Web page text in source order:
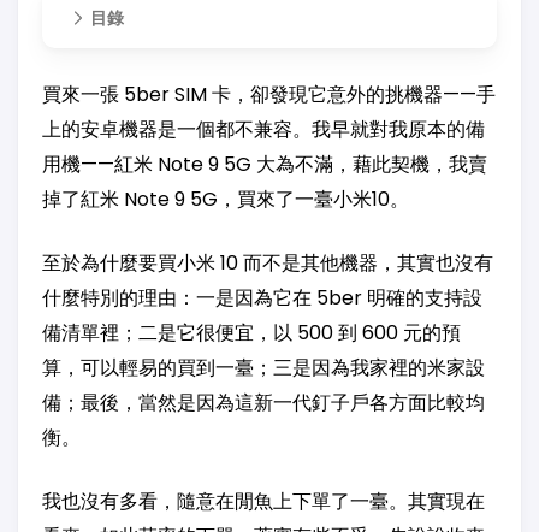
目錄
買來一張 5ber SIM 卡，卻發現它意外的挑機器——手
上的安卓機器是一個都不兼容。我早就對我原本的備
用機——紅米 Note 9 5G 大為不滿，藉此契機，我賣
掉了紅米 Note 9 5G，買來了一臺小米10。
至於為什麼要買小米 10 而不是其他機器，其實也沒有
什麼特別的理由：一是因為它在 5ber 明確的支持設
備清單裡；二是它很便宜，以 500 到 600 元的預
算，可以輕易的買到一臺；三是因為我家裡的米家設
備；最後，當然是因為這新一代釘子戶各方面比較均
衡。
我也沒有多看，隨意在閒魚上下單了一臺。其實現在